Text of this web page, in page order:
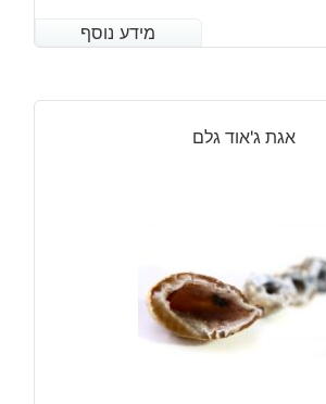
מידע נוסף
מידע נוסף
אגת ג'אוד גלם